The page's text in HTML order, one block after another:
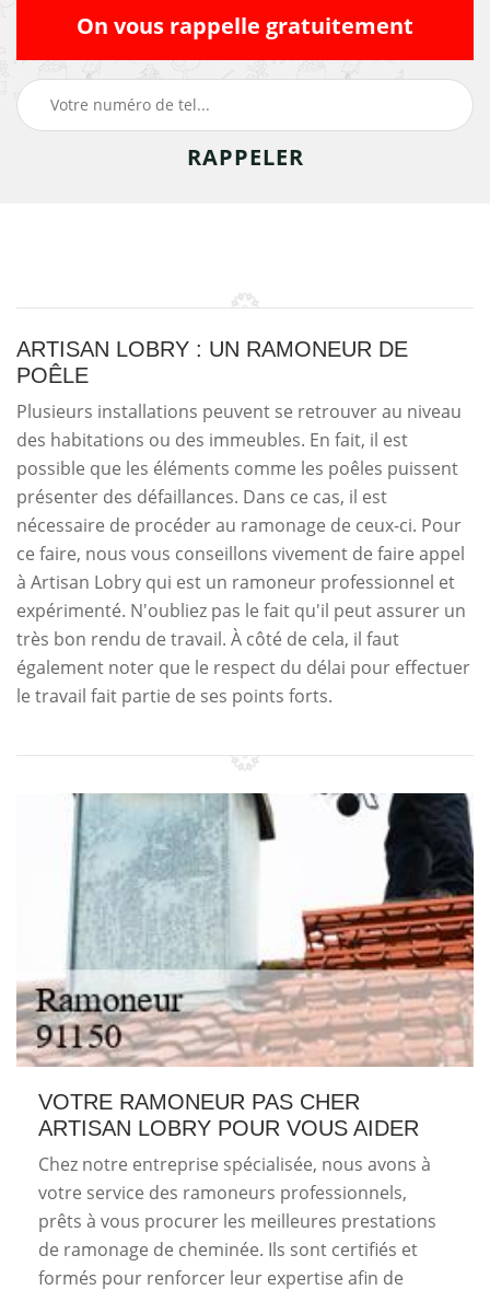
On vous rappelle gratuitement
ARTISAN LOBRY : UN RAMONEUR DE
POÊLE
Plusieurs installations peuvent se retrouver au niveau
des habitations ou des immeubles. En fait, il est
possible que les éléments comme les poêles puissent
présenter des défaillances. Dans ce cas, il est
nécessaire de procéder au ramonage de ceux-ci. Pour
ce faire, nous vous conseillons vivement de faire appel
à Artisan Lobry qui est un ramoneur professionnel et
expérimenté. N'oubliez pas le fait qu'il peut assurer un
très bon rendu de travail. À côté de cela, il faut
également noter que le respect du délai pour effectuer
le travail fait partie de ses points forts.
VOTRE RAMONEUR PAS CHER
ARTISAN LOBRY POUR VOUS AIDER
Chez notre entreprise spécialisée, nous avons à
votre service des ramoneurs professionnels,
prêts à vous procurer les meilleures prestations
de ramonage de cheminée. Ils sont certifiés et
formés pour renforcer leur expertise afin de